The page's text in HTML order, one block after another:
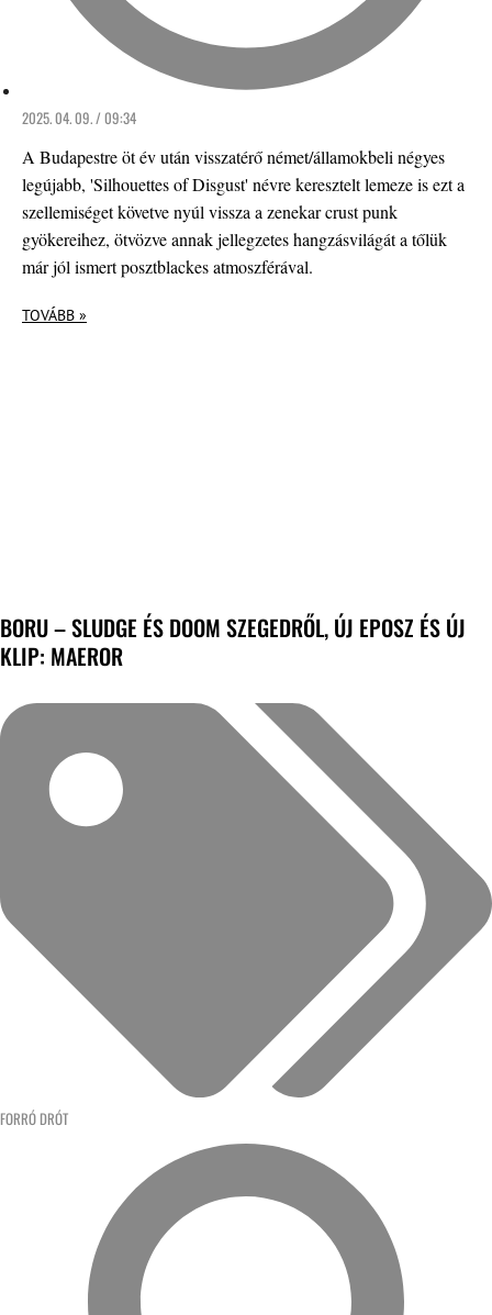
2025. 04. 09. / 09:34
A Budapestre öt év után visszatérő német/államokbeli négyes
legújabb, 'Silhouettes of Disgust' névre keresztelt lemeze is ezt a
szellemiséget követve nyúl vissza a zenekar crust punk
gyökereihez, ötvözve annak jellegzetes hangzásvilágát a tőlük
már jól ismert posztblackes atmoszférával.
TOVÁBB »
BORU – SLUDGE ÉS DOOM SZEGEDRŐL, ÚJ EPOSZ ÉS ÚJ
KLIP: MAEROR
FORRÓ DRÓT